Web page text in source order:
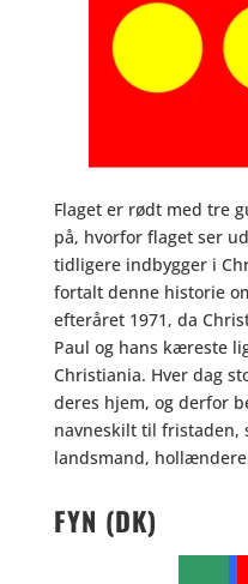
Flaget er rødt med tre
på, hvorfor flaget ser
tidligere indbygger i
fortalt denne historie
efteråret 1971, da
Paul og hans kæreste
Christiania. Hver dag
deres hjem, og derfor
navneskilt til fristaden,
landsmand,
FYN (DK)